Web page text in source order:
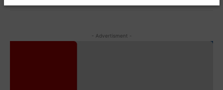
- Advertisment -